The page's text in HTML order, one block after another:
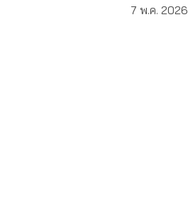
7 พ.ค. 2026